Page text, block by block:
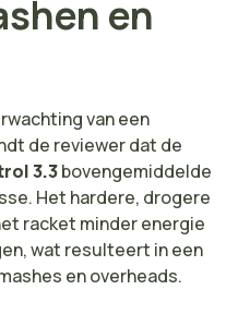
en
van een
de reviewer dat de
3.3bovengemiddelde
Het hardere, drogere
racket minder energie
wat resulteert in een
en overheads.